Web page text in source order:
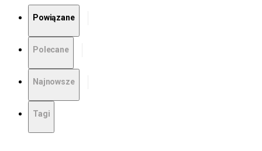
Powiązane
Polecane
Najnowsze
Tagi